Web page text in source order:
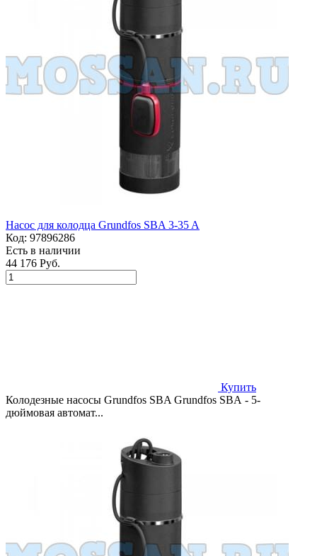
Насос для колодца Grundfos SBA 3-35 A
Код: 97896286
Есть в наличии
44 176 Руб.
Купить
Колодезные насосы Grundfos SBA Grundfos SBA - 5-
дюймовая автомат...